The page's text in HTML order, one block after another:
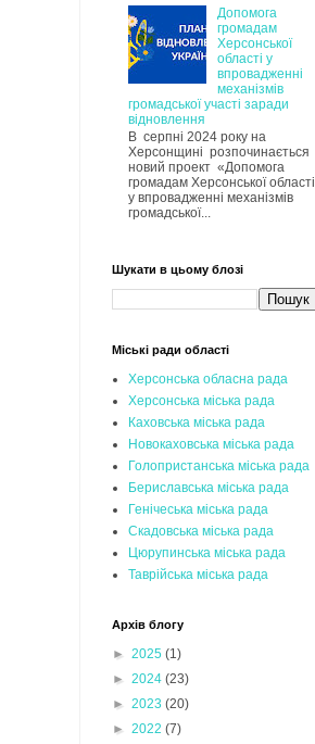
Допомога
громадам
Херсонської
області у
впровадженні
механізмів
громадської участі заради
відновлення
В серпні 2024 року на
Херсонщині розпочинається
новий проект «Допомога
громадам Херсонської області
у впровадженні механізмів
громадської...
Шукати в цьому блозі
Міські ради області
Херсонська обласна рада
Херсонська міська рада
Каховська міська рада
Новокаховська міська рада
Голопристанська міська рада
Бериславська міська рада
Генічеська міська рада
Скадовська міська рада
Цюрупинська міська рада
Таврійська міська рада
Архів блогу
► 2025 (1)
► 2024 (23)
► 2023 (20)
► 2022 (7)